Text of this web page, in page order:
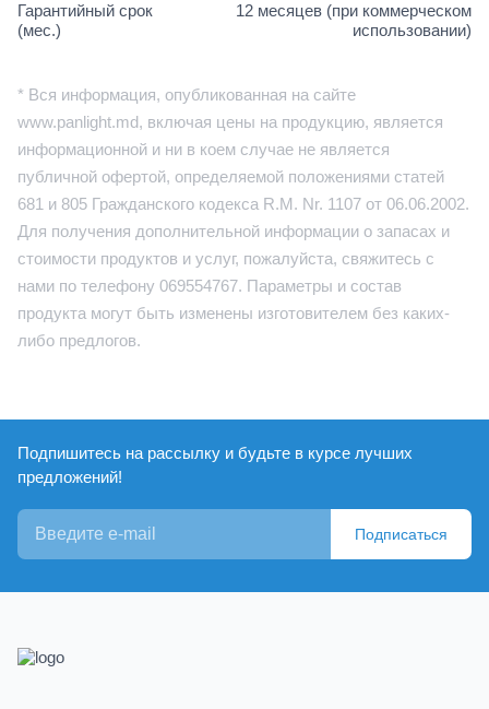
Гарантийный срок
(мес.)
12 месяцев (при коммерческом
использовании)
* Вся информация, опубликованная на сайте
www.panlight.md, включая цены на продукцию, является
информационной и ни в коем случае не является
публичной офертой, определяемой положениями статей
681 и 805 Гражданского кодекса R.M. Nr. 1107 от 06.06.2002.
Для получения дополнительной информации о запасах и
стоимости продуктов и услуг, пожалуйста, свяжитесь с
нами по телефону 069554767. Параметры и состав
продукта могут быть изменены изготовителем без каких-
либо предлогов.
Подпишитесь на рассылку и будьте в курсе лучших
предложений!
Подписаться